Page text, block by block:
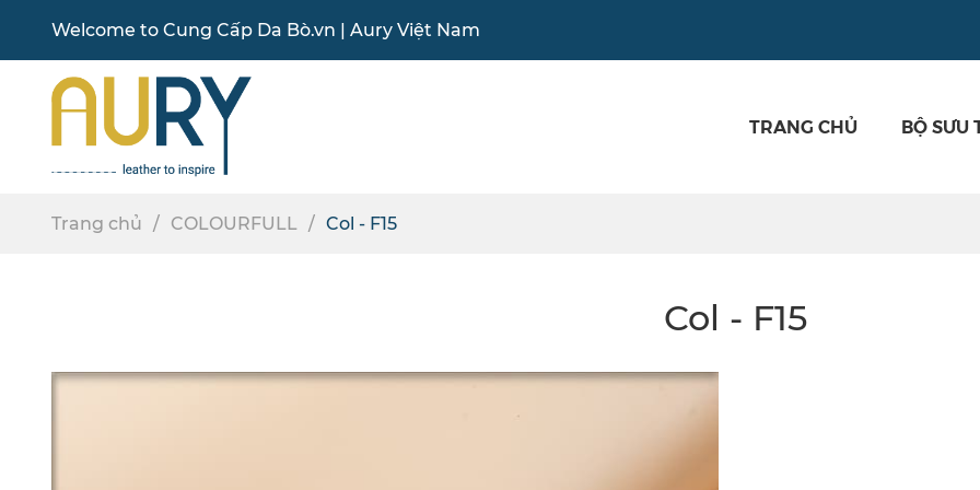
Welcome to Cung Cấp Da Bò.vn | Aury Việt Nam
TRANG CHỦ BỘ SƯU
Trang chủ COLOURFULL Col - F15
Col - F15